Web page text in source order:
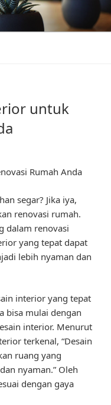
untuk
Rumah Anda
segar? Jika iya,
renovasi rumah.
dalam renovasi
yang tepat dapat
lebih nyaman dan
interior yang tepat
bisa mulai dengan
interior. Menurut
terkenal, “Desain
ruang yang
nyaman.” Oleh
dengan gaya